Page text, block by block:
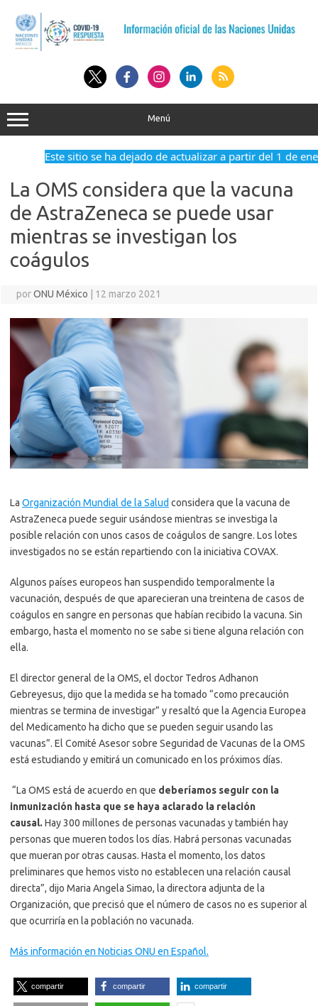
contenido
Menú
Este sitio se ha dejado de actualizar a partir del 1 de
La OMS considera que la vacuna
de AstraZeneca se puede usar
mientras se investigan los
coágulos
porONU México 12 marzo 2021
La Organización Mundial de la Salud considera que la vacuna de
AstraZeneca puede seguir usándose mientras se investiga la
posible relación con unos casos de coágulos de sangre. Los lotes
investigados no se están repartiendo con la iniciativa COVAX.
Algunos países europeos han suspendido temporalmente la
vacunación, después de que aparecieran una treintena de casos de
coágulos en sangre en personas que habían recibido la vacuna. Sin
embargo, hasta el momento no se sabe si tiene alguna relación con
ella.
El director general de la OMS, el doctor Tedros Adhanon
Gebreyesus, dijo que la medida se ha tomado “como precaución
mientras se termina de investigar” y resaltó que la Agencia Europea
del Medicamento ha dicho que se pueden seguir usando las
vacunas”. El Comité Asesor sobre Seguridad de Vacunas de la OMS
está estudiando y emitirá un comunicado en los próximos días.
“La OMS está de acuerdo en que deberíamos seguir con la
inmunización hasta que se haya aclarado la relación
causal. Hay 300 millones de personas vacunadas y también hay
personas que mueren todos los días. Habrá personas vacunadas
que mueran por otras causas. Hasta el momento, los datos
preliminares que hemos visto no establecen una relación causal
directa”, dijo Maria Angela Simao, la directora adjunta de la
Organización, que precisó que el número de casos no es superior al
que ocurriría en la población no vacunada.
Más información en Noticias ONU en Español.
compartir compartir compartir